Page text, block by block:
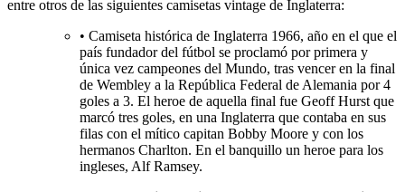
entre otros de las siguientes camisetas vintage de Inglaterra:
• Camiseta histórica de Inglaterra 1966, año en el que el
país fundador del fútbol se proclamó por primera y
única vez campeones del Mundo, tras vencer en la final
de Wembley a la República Federal de Alemania por 4
goles a 3. El heroe de aquella final fue Geoff Hurst que
marcó tres goles, en una Inglaterra que contaba en sus
filas con el mítico capitan Bobby Moore y con los
hermanos Charlton. En el banquillo un heroe para los
ingleses, Alf Ramsey.